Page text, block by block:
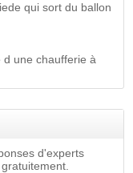
qui sort du ballon
une chaufferie à
d'experts